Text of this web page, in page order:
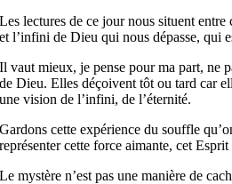
Les lectures de ce jour nous situent
et l’infini de Dieu qui nous dépasse, qui
Il vaut mieux, je pense pour ma part, ne
de Dieu. Elles déçoivent tôt ou tard car
une vision de l’infini, de l’éternité.
Gardons cette expérience du souffle
représenter cette force aimante, cet
Le mystère n’est pas une manière de